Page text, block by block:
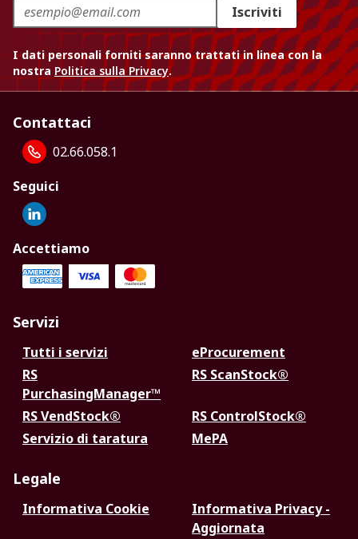
Iscriviti
I dati personali forniti saranno trattati in linea con la
nostra Politica sulla Privacy.
Contattaci
02.66.058.1
Seguici
Accettiamo
Servizi
Tutti i servizi
eProcurement
RS
PurchasingManager™
RS ScanStock®
RS VendStock®
RS ControlStock®
Servizio di taratura
MePA
Legale
Informativa Cookie
Informativa Privacy -
Aggiornata